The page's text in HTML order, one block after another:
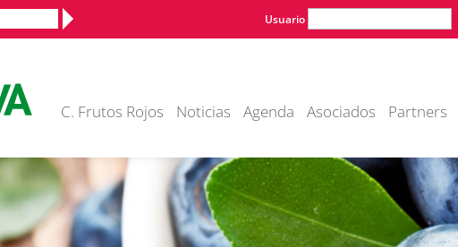
Usuario
C. Frutos Rojos Noticias Agenda Asociados Partners